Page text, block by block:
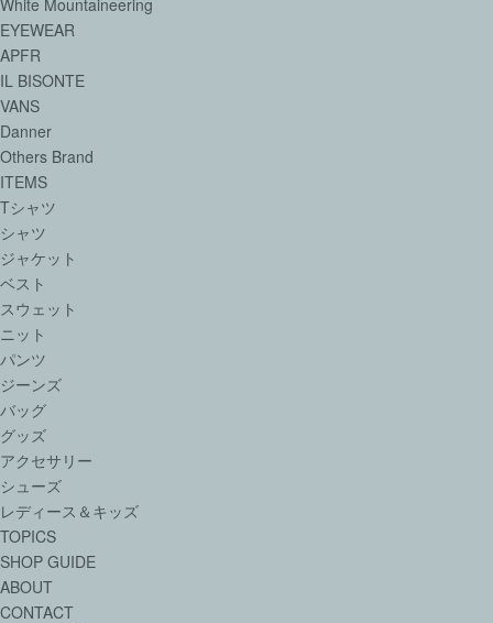
White Mountaineering
EYEWEAR
APFR
IL BISONTE
VANS
Danner
Others Brand
ITEMS
Tシャツ
シャツ
ジャケット
ベスト
スウェット
ニット
パンツ
ジーンズ
バッグ
グッズ
アクセサリー
シューズ
レディース＆キッズ
TOPICS
SHOP GUIDE
ABOUT
CONTACT